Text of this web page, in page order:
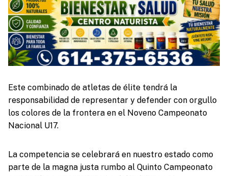
Este combinado de atletas de élite tendrá la
responsabilidad de representar y defender con orgullo
los colores de la frontera en el Noveno Campeonato
Nacional U17.
La competencia se celebrará en nuestro estado como
parte de la magna justa rumbo al Quinto Campeonato